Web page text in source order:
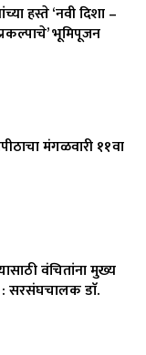
हस्ते ‘नवी दिशा –
भूमिपूजन
मंगळवारी ११वा
वंचितांना मुख्य
सरसंघचालक डाॅ.